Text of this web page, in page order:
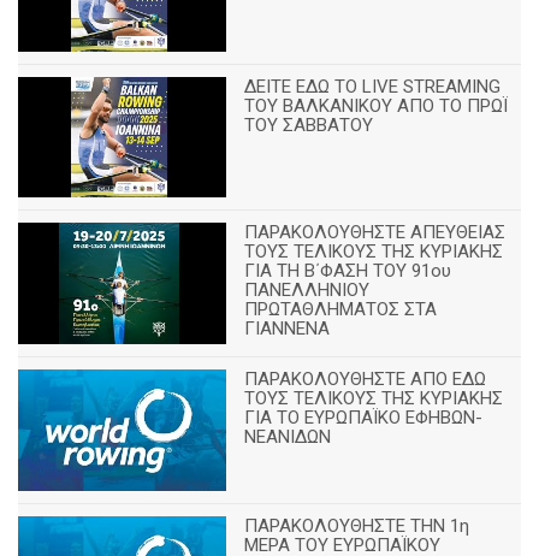
ΔΕΙΤΕ ΕΔΩ ΤΟ LIVE STREAMING
TOY ΒΑΛΚΑΝΙΚΟΥ ΑΠΟ ΤΟ ΠΡΩΪ
ΤΟΥ ΣΑΒΒΑΤΟΥ
ΠΑΡΑΚΟΛΟΥΘΗΣΤΕ ΑΠΕΥΘΕΙΑΣ
ΤΟΥΣ ΤΕΛΙΚΟΥΣ ΤΗΣ ΚΥΡΙΑΚΗΣ
ΓΙΑ ΤΗ Β΄ΦΑΣΗ ΤΟΥ 91ου
ΠΑΝΕΛΛΗΝΙΟΥ
ΠΡΩΤΑΘΛΗΜΑΤΟΣ ΣΤΑ
ΓΙΑΝΝΕΝΑ
ΠΑΡΑΚΟΛΟΥΘΗΣΤΕ ΑΠΟ ΕΔΩ
ΤΟΥΣ ΤΕΛΙΚΟΥΣ ΤΗΣ ΚΥΡΙΑΚΗΣ
ΓΙΑ ΤΟ ΕΥΡΩΠΑΪΚΟ ΕΦΗΒΩΝ-
ΝΕΑΝΙΔΩΝ
ΠΑΡΑΚΟΛΟΥΘΗΣΤΕ ΤΗΝ 1η
ΜΕΡΑ ΤΟΥ ΕΥΡΩΠΑΪΚΟΥ